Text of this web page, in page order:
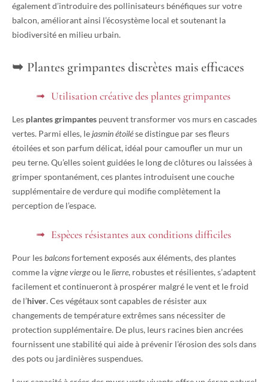
également d’introduire des pollinisateurs bénéfiques sur votre
balcon, améliorant ainsi l’écosystème local et soutenant la
biodiversité en milieu urbain.
Plantes grimpantes discrètes mais efficaces
Utilisation créative des plantes grimpantes
Les plantes grimpantes peuvent transformer vos murs en cascades
vertes. Parmi elles, lejasmin étoilése distingue par ses fleurs
étoilées et son parfum délicat, idéal pour camoufler un mur un
peu terne. Qu’elles soient guidées le long de clôtures ou laissées à
grimper spontanément, ces plantes introduisent une couche
supplémentaire de verdure qui modifie complètement la
perception de l’espace.
Espèces résistantes aux conditions difficiles
Pour lesbalconsfortement exposés aux éléments, des plantes
comme lavigne viergeou lelierre, robustes et résilientes, s’adaptent
facilement et continueront à prospérer malgré le vent et le froid
de l’hiver. Ces végétaux sont capables de résister aux
changements de température extrêmes sans nécessiter de
protection supplémentaire. De plus, leurs racines bien ancrées
fournissent une stabilité qui aide à prévenir l’érosion des sols dans
des pots ou jardinières suspendues.